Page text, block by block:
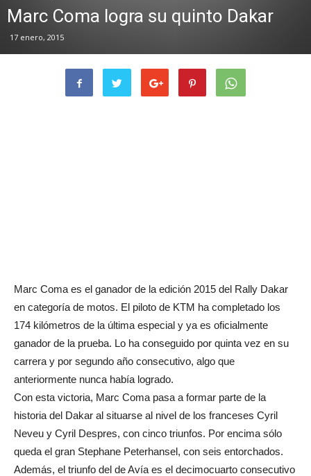
Marc Coma logra su quinto Dakar
17 enero, 2015
Marc Coma es el ganador de la edición 2015 del Rally Dakar
en categoría de motos. El piloto de KTM ha completado los
174 kilómetros de la última especial y ya es oficialmente
ganador de la prueba. Lo ha conseguido por quinta vez en su
carrera y por segundo año consecutivo, algo que
anteriormente nunca había logrado.
Con esta victoria, Marc Coma pasa a formar parte de la
historia del Dakar al situarse al nivel de los franceses Cyril
Neveu y Cyril Despres, con cinco triunfos. Por encima sólo
queda el gran Stephane Peterhansel, con seis entorchados.
Además, el triunfo del de Avía es el decimocuarto consecutivo